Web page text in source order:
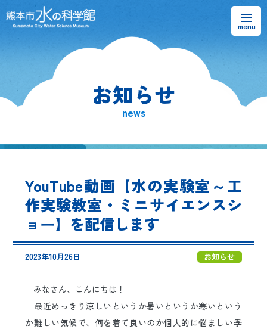
熊本市水の科学館とは
水のラーニングフィールド
お問い合わせ
お知らせ
news
YouTube動画【水の実験室～工
作実験教室・ミニサイエンスシ
ョー】を配信します
2023年10月26日 お知らせ
みなさん、こんにちは！
最近めっきり涼しいというか暑いというか寒いという
か難しい気候で、何を着て良いのか個人的に悩ましい季